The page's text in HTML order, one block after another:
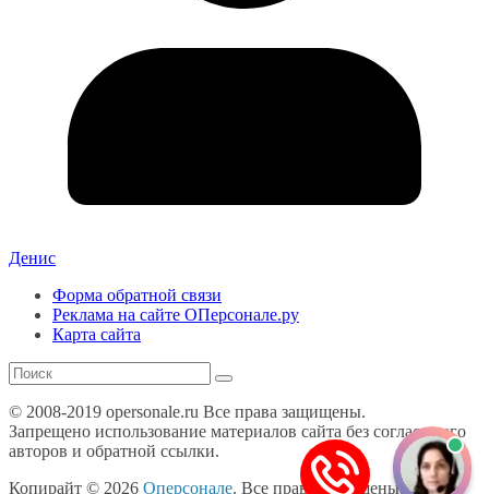
Денис
Форма обратной связи
Реклама на сайте ОПерсонале.ру
Карта сайта
© 2008-2019 opersonale.ru Все права защищены.
Запрещено использование материалов сайта без согласия его
авторов и обратной ссылки.
Копирайт © 2026 Оперсонале. Все права защищены.